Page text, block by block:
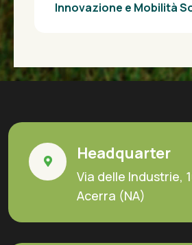
Innovazione e Mobilità
Headquarter
Via delle Industrie,
Acerra (NA)